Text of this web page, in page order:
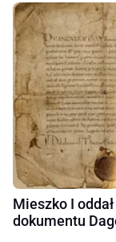
Mieszko I
dokumentu